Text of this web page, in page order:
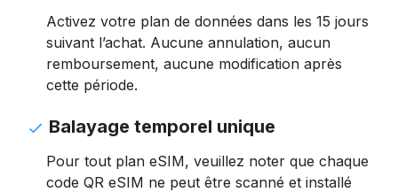
Activez votre plan de données dans les 15 jours
suivant l’achat. Aucune annulation, aucun
remboursement, aucune modification après
cette période.
Balayage temporel unique
Pour tout plan eSIM, veuillez noter que chaque
code QR eSIM ne peut être scanné et installé